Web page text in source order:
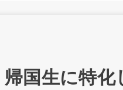
帰国生に特化